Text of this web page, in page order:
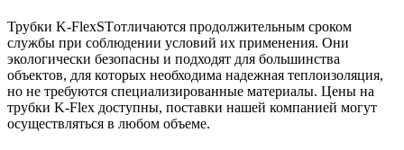
Трубки K-FlexSTотличаются продолжительным сроком
службы при соблюдении условий их применения. Они
экологически безопасны и подходят для большинства
объектов, для которых необходима надежная теплоизоляция,
но не требуются специализированные материалы. Цены на
трубки K-Flex доступны, поставки нашей компанией могут
осуществляться в любом объеме.